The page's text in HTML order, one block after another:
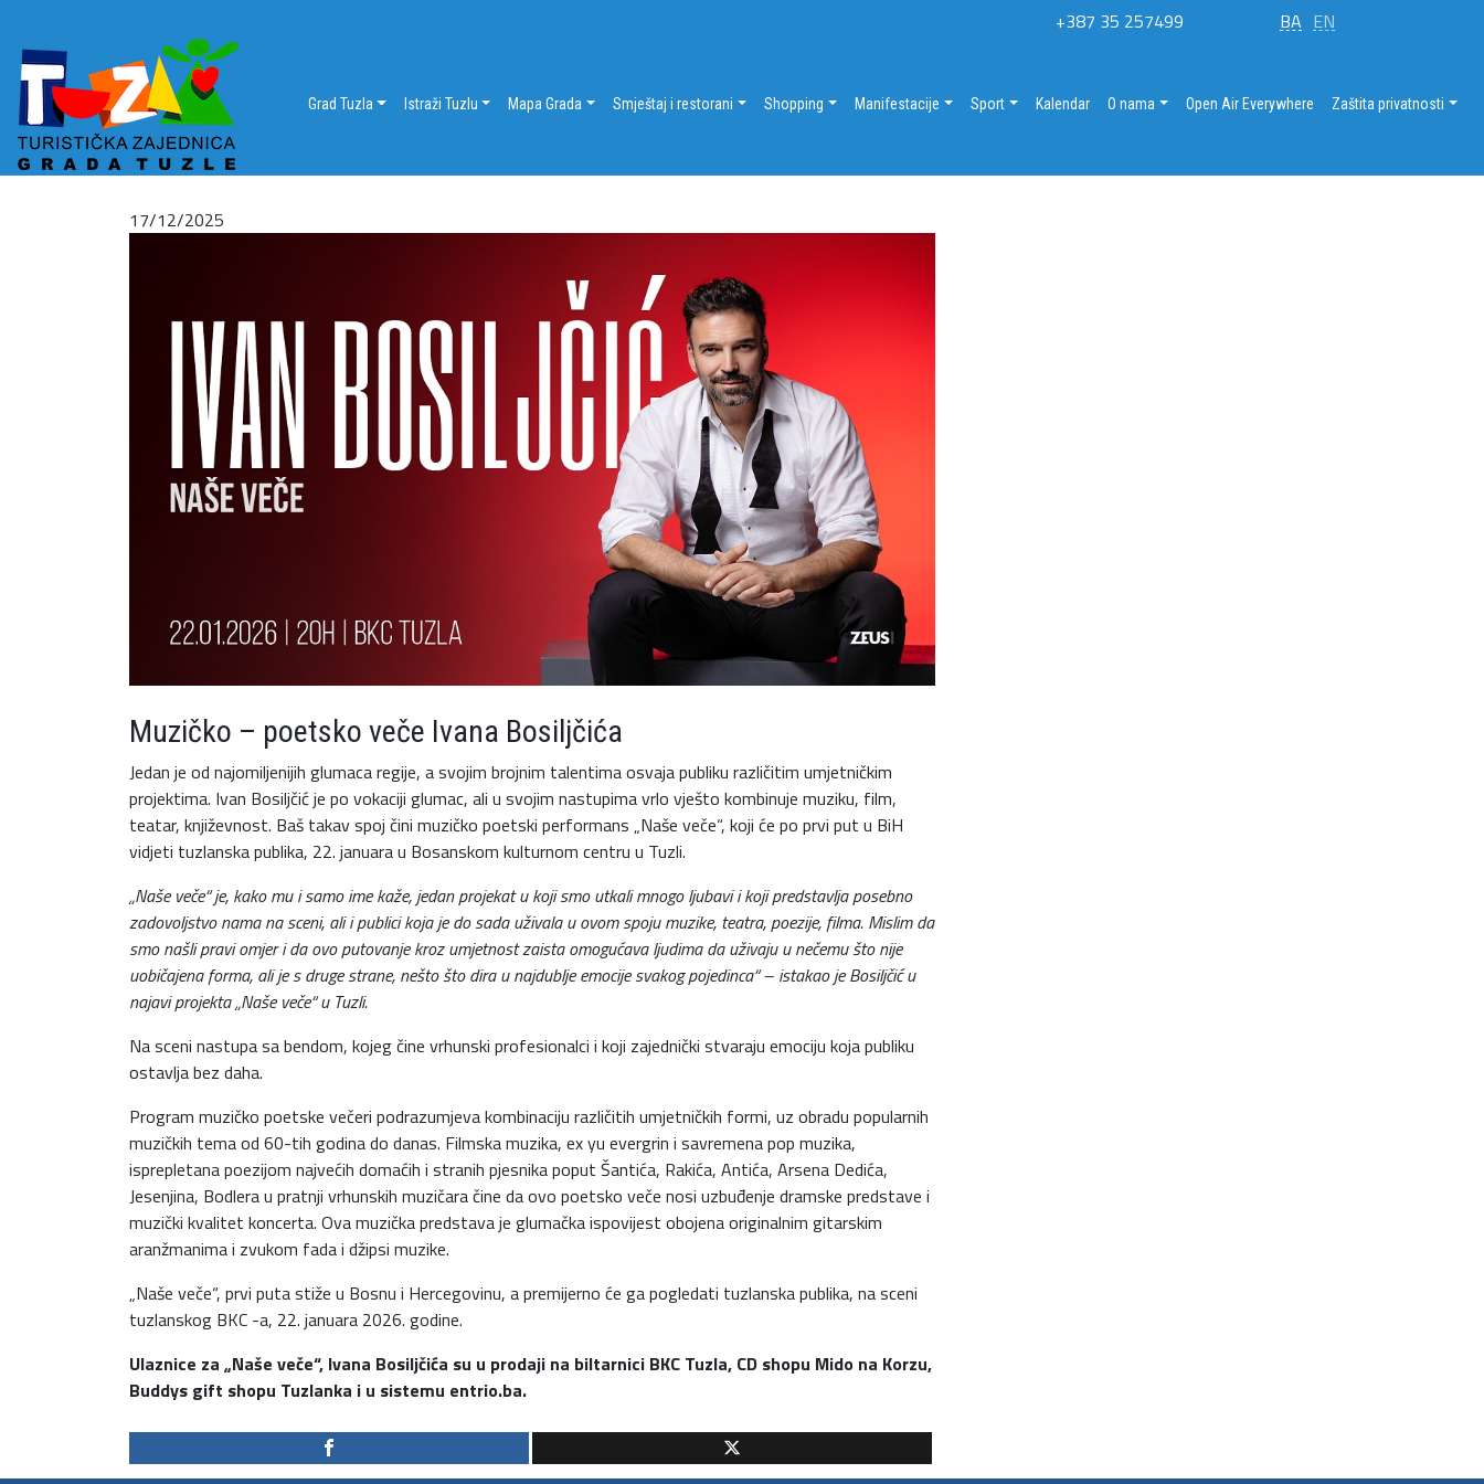
BA EN
+387 35 257499
Grad Tuzla Istraži Tuzlu Mapa Grada Smještaj i restorani Shopping Manifestacije Sport Kalendar O nama Open Air Everywhere Zaštita privatnosti
17/12/2025
Muzičko – poetsko veče Ivana Bosiljčića
Jedan je od najomiljenijih glumaca regije, a svojim brojnim talentima osvaja publiku različitim umjetničkim
projektima. Ivan Bosiljčić je po vokaciji glumac, ali u svojim nastupima vrlo vješto kombinuje muziku, film,
teatar, književnost. Baš takav spoj čini muzičko poetski performans „Naše veče“, koji će po prvi put u BiH
vidjeti tuzlanska publika, 22. januara u Bosanskom kulturnom centru u Tuzli.
„Naše veče“ je, kako mu i samo ime kaže, jedan projekat u koji smo utkali mnogo ljubavi i koji predstavlja posebno
zadovoljstvo nama na sceni, ali i publici koja je do sada uživala u ovom spoju muzike, teatra, poezije, filma. Mislim da
smo našli pravi omjer i da ovo putovanje kroz umjetnost zaista omogućava ljudima da uživaju u nečemu što nije
uobičajena forma, ali je s druge strane, nešto što dira u najdublje emocije svakog pojedinca“ – istakao je Bosiljčić u
najavi projekta „Naše veče“ u Tuzli.
Na sceni nastupa sa bendom, kojeg čine vrhunski profesionalci i koji zajednički stvaraju emociju koja publiku
ostavlja bez daha.
Program muzičko poetske večeri podrazumjeva kombinaciju različitih umjetničkih formi, uz obradu popularnih
muzičkih tema od 60-tih godina do danas. Filmska muzika, ex yu evergrin i savremena pop muzika,
isprepletana poezijom najvećih domaćih i stranih pjesnika poput Šantića, Rakića, Antića, Arsena Dedića,
Jesenjina, Bodlera u pratnji vrhunskih muzičara čine da ovo poetsko veče nosi uzbuđenje dramske predstave i
muzički kvalitet koncerta. Ova muzička predstava je glumačka ispovijest obojena originalnim gitarskim
aranžmanima i zvukom fada i džipsi muzike.
„Naše veče“, prvi puta stiže u Bosnu i Hercegovinu, a premijerno će ga pogledati tuzlanska publika, na sceni
tuzlanskog BKC -a, 22. januara 2026. godine.
Ulaznice za „Naše veče“, Ivana Bosiljčića su u prodaji na biltarnici BKC Tuzla, CD shopu Mido na Korzu,
Buddys gift shopu Tuzlanka i u sistemu entrio.ba.